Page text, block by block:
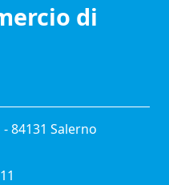
di
84131 Salerno